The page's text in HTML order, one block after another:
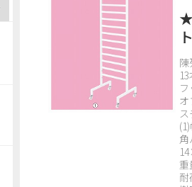
陳
オ
角
重
耐